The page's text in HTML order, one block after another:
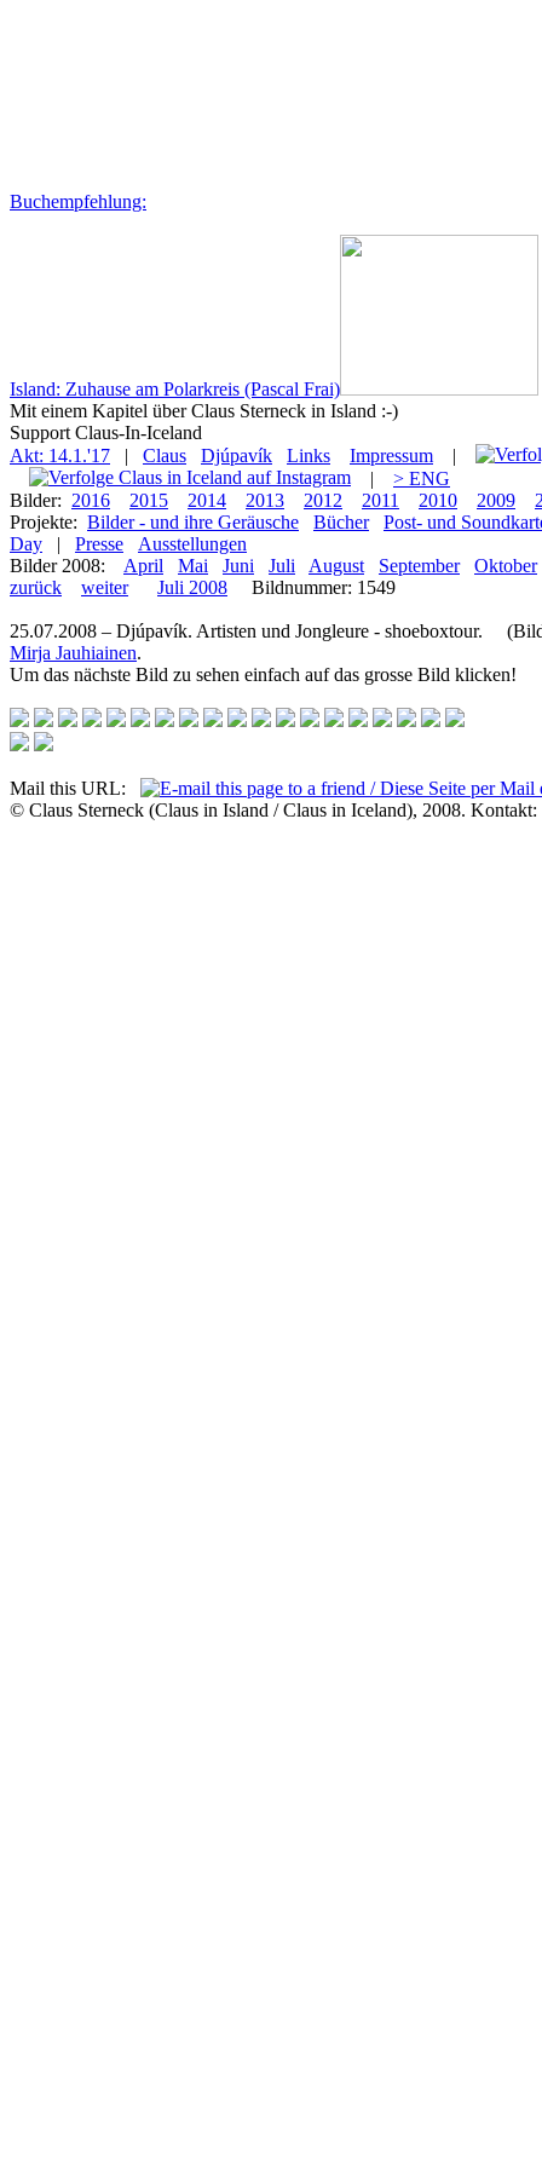
Buchempfehlung:
Island: Zuhause am Polarkreis (Pascal Frai)
Mit einem Kapitel über Claus Sterneck in Island :-)
Support Claus-In-Iceland
Akt: 14.1.'17
| Claus Djúpavík Links Impressum
|
|
> ENG
Bilder: 2016 2015 2014 2013 2012 2011 2010 2009
Projekte: Bilder - und ihre Geräusche Bücher
Post- und
Day
| Presse
Ausstellungen
Bilder 2008:
April Mai Juni Juli August September
Oktober
zurück
weiter Juli 2008 Bildnummer: 1549
25.07.2008 – Djúpavík. Artisten und Jongleure - shoeboxtour.
Mirja Jauhiainen.
Um das nächste Bild zu sehen einfach auf das grosse Bild klicken!
Mail this URL:
© Claus Sterneck (Claus in Island / Claus in Iceland), 2008. Kontakt: